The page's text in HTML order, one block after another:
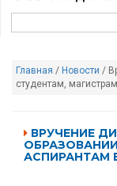
Главная / Новости /
студентам,
ВРУЧЕНИЕ
АСПИРАНТАМ